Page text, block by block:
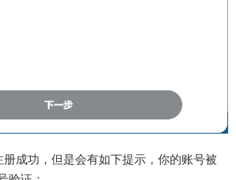
成功，但是会有如下提示，你的账号被